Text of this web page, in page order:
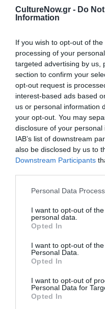
CultureNow.gr - Do
Information
If you wish to opt-out of
processing of your
targeted advertising by us,
section to confirm your
opt-out request is
interest-based ads based
us or personal information
your opt-out. You may
disclosure of your
IAB’s list of downstream
also be disclosed by us to
Downstream Participants
Personal Data
I want to opt-out of
personal data.
Opted In
I want to opt-out of
Personal Data.
Opted In
I want to opt-out of
Personal Data for
Opted In
την Τέχνη και τον
Η μακρά λίστα με
τις υποψηφιότητες
Booker 2026